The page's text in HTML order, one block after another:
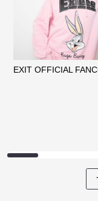
EXIT OFFICIAL